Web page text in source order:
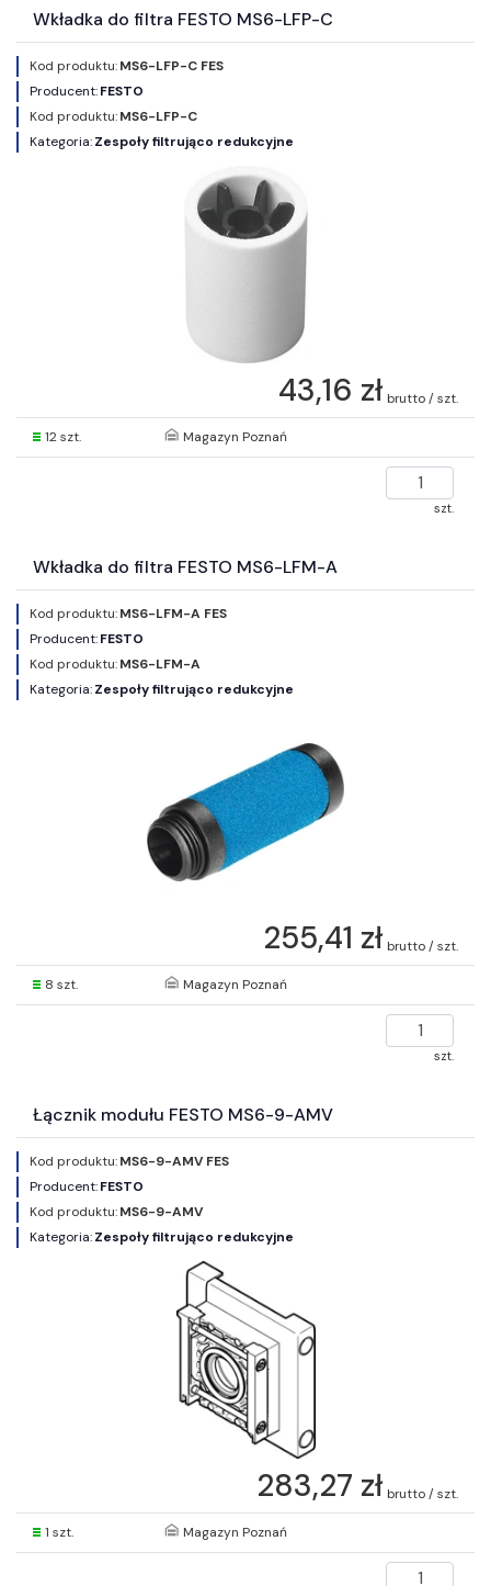
Wkładka do filtra FESTO MS6-LFP-C
Kod produktu:MS6-LFP-C FES
Producent:FESTO
Kod produktu:MS6-LFP-C
Kategoria:Zespoły filtrująco redukcyjne
43,16 zł brutto / szt.
12 szt. Magazyn Poznań
szt.
Wkładka do filtra FESTO MS6-LFM-A
Kod produktu:MS6-LFM-A FES
Producent:FESTO
Kod produktu:MS6-LFM-A
Kategoria:Zespoły filtrująco redukcyjne
255,41 zł brutto / szt.
8 szt. Magazyn Poznań
szt.
Łącznik modułu FESTO MS6-9-AMV
Kod produktu:MS6-9-AMV FES
Producent:FESTO
Kod produktu:MS6-9-AMV
Kategoria:Zespoły filtrująco redukcyjne
283,27 zł brutto / szt.
1 szt. Magazyn Poznań